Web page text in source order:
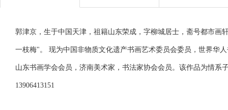
郭津京，生于中国天津，祖籍山东荣成，字柳城居士，斋号都市
一枝梅"。 现为中国非物质文化遗产书画艺术委员会委员，世界华
山东书画学会会员，济南美术家，书法家协会会员。该作品为情
13906413151